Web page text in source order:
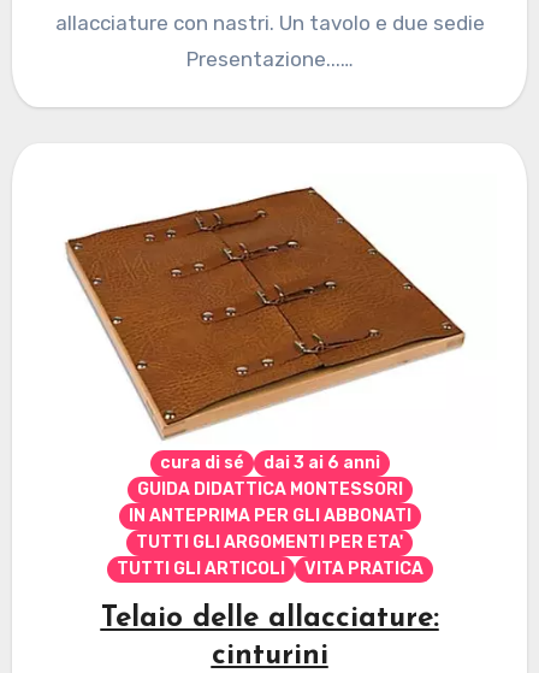
allacciature con nastri. Un tavolo e due sedie
Presentazione...…
cura di sé
dai 3 ai 6 anni
GUIDA DIDATTICA MONTESSORI
IN ANTEPRIMA PER GLI ABBONATI
TUTTI GLI ARGOMENTI PER ETA'
TUTTI GLI ARTICOLI
VITA PRATICA
Telaio delle allacciature:
cinturini